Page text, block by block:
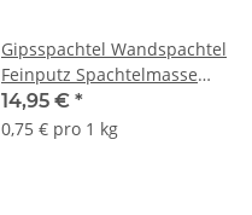
Gipsspachtel Wandspachtel
Feinputz Spachtelmasse
polymerverstärkt Maschinell
ATLAS GIPSAR PLUS Weiß bis
14,95 € *
0,75 € pro 1 kg